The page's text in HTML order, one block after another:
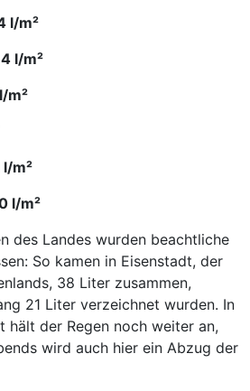
l/m²
l/m²
m²
m²
l/m²
des Landes wurden beachtliche
So kamen in Eisenstadt, der
38 Liter zusammen,
21 Liter verzeichnet wurden. In
hält der Regen noch weiter an,
wird auch hier ein Abzug der